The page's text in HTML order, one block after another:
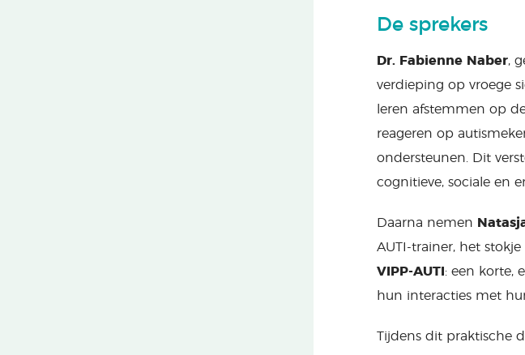
De sprekers
Dr. Fabienne Naber,
verdieping op vroege
leren afstemmen op
reageren op
ondersteunen. Dit
cognitieve, sociale en
Daarna nemen
AUTI-trainer, het
VIPP-AUTI : een korte,
hun interacties met
Tijdens dit praktische